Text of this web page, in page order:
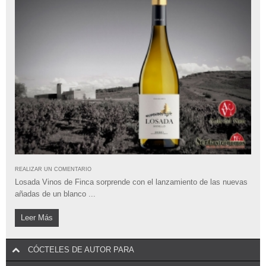
REALIZAR UN COMENTARIO
Losada Vinos de Finca sorprende con el lanzamiento de las nuevas
añadas de un blanco ...
Leer Más
CÓCTELES DE AUTOR PARA